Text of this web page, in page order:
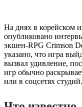
На днях в корейском
опубликовано
экшен-RPG Crimson
указано, что игра
вызвал удивление,
игр обычно
или в соцсетях студий.